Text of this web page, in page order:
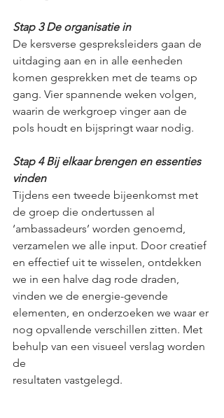
Stap 3 De organisatie in
De kersverse gespreksleiders gaan de
uitdaging aan en in alle eenheden
komen gesprekken met de teams op
gang. Vier spannende weken volgen,
waarin de werkgroep vinger aan de
pols houdt en bijspringt waar nodig.
Stap 4 Bij elkaar brengen en essenties
vinden
Tijdens een tweede bijeenkomst met
de groep die ondertussen al
‘ambassadeurs’ worden genoemd,
verzamelen we alle input. Door creatief
en effectief uit te wisselen, ontdekken
we in een halve dag rode draden,
vinden we de energie-gevende
elementen, en onderzoeken we waar er
nog opvallende verschillen zitten. Met
behulp van een visueel verslag worden
de
resultaten vastgelegd.